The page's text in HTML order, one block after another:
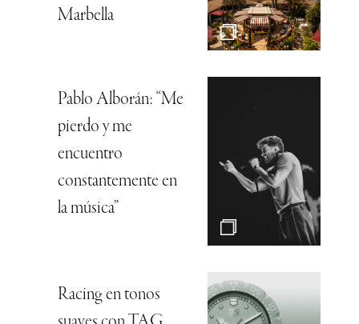
Marbella
Pablo Alborán: “Me
pierdo y me
encuentro
constantemente en
la música”
Racing en tonos